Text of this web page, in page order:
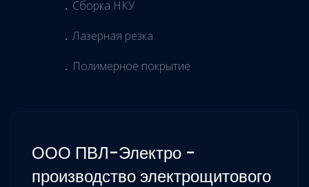
Сборка НКУ
Лазерная резка
Полимерное покрытие
ООО ПВЛ-Электро -
производство электрощитового